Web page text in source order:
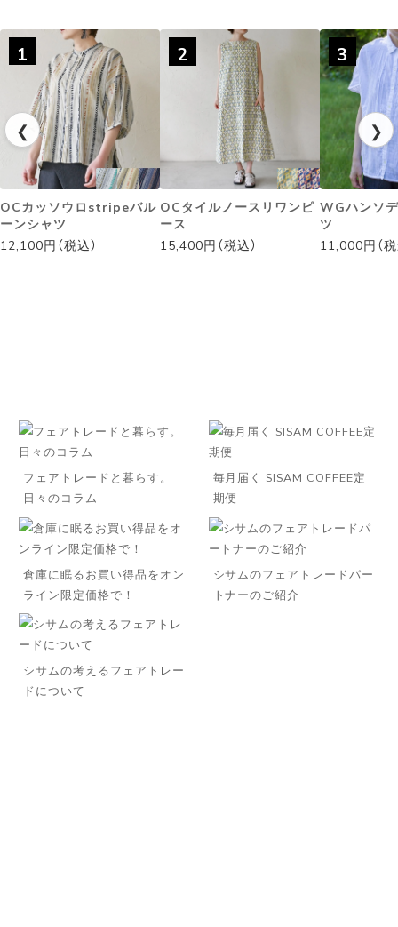
❮
1
OCカッソウロstripeバル
ーンシャツ
12,100円（税込）
2
OCタイルノースリワンピ
ース
15,400円（税込）
3
WGハンソ
ツ
11,000円（税
❯
フェアトレードと暮らす。
日々のコラム
毎月届く SISAM COFFEE定
期便
倉庫に眠るお買い得品をオン
ライン限定価格で！
シサムのフェアトレードパー
トナーのご紹介
シサムの考えるフェアトレー
ドについて